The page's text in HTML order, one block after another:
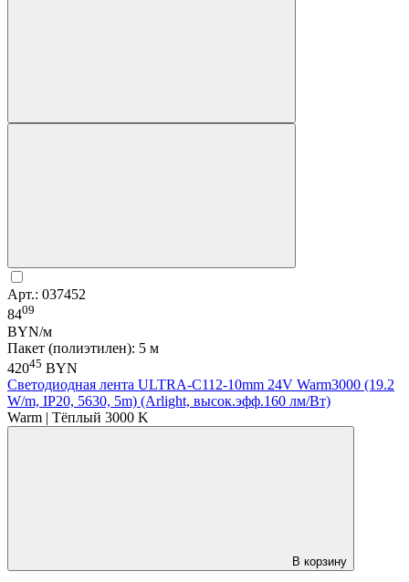
Арт.: 037452
8409
BYN/м
Пакет (полиэтилен): 5 м
42045 BYN
Светодиодная лента ULTRA-C112-10mm 24V Warm3000 (19.2
W/m, IP20, 5630, 5m) (Arlight, высок.эфф.160 лм/Вт)
Warm | Тёплый 3000 K
В корзину